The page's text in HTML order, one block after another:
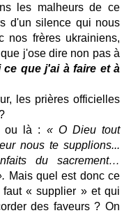
les malheurs de ce
d'un silence qui nous
nos frères ukrainiens,
j'ose dire non pas à
ce que j'ai à faire et à
les prières officielles
ou là : « O Dieu tout
nous te supplions...
du sacrement…
Mais quel est donc ce
« supplier » et qui
des faveurs ? On